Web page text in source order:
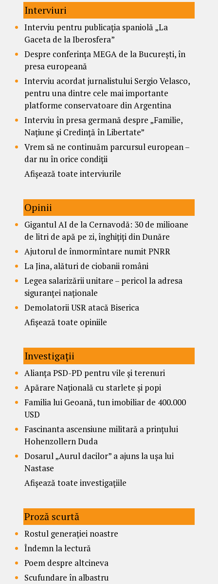
Interviuri
Interviu pentru publicația spaniolă „La
Gaceta de la Iberosfera”
Despre conferința MEGA de la București, în
presa europeană
Interviu acordat jurnalistului Sergio Velasco,
pentru una dintre cele mai importante
platforme conservatoare din Argentina
Interviu în presa germană despre „Familie,
Națiune și Credință în Libertate”
Vrem să ne continuăm parcursul european –
dar nu în orice condiții
Afișează toate interviurile
Opinii
Gigantul AI de la Cernavodă: 30 de milioane
de litri de apă pe zi, înghițiți din Dunăre
Ajutorul de înmormîntare numit PNRR
La Jina, alături de ciobanii români
Legea salarizării unitare – pericol la adresa
siguranței naționale
Demolatorii USR atacă Biserica
Afișează toate opiniile
Investigații
Alianța PSD-PD pentru vile și terenuri
Apărare Națională cu starlete și popi
Familia lui Geoană, tun imobiliar de 400.000
USD
Fascinanta ascensiune militară a prințului
Hohenzollern Duda
Dosarul „Aurul dacilor” a ajuns la ușa lui
Nastase
Afișează toate investigațiile
Proză scurtă
Rostul generației noastre
Îndemn la lectură
Poem despre altcineva
Scufundare în albastru